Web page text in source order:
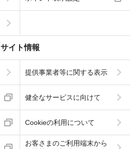
サイト情報
提供事業者等に関する表示
健全なサービスに向けて
Cookieの利用について
お客さまのご利用端末から